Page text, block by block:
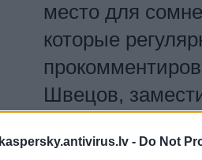
kaspersky.antivirus.lv - Do Not
место для
которые
Швецов,